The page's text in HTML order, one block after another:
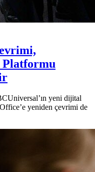
Platformu
yeni dijital
yeniden çevrimi de